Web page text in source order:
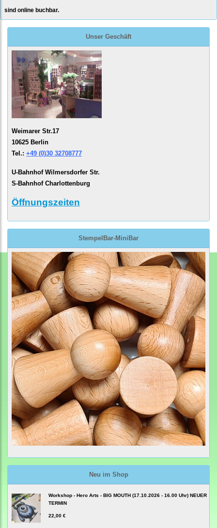
sind online buchbar.
Unser Geschäft
Weimarer Str.17
10625 Berlin
Tel.: +49 (0)30 32708777
U-Bahnhof Wilmersdorfer Str.
S-Bahnhof Charlottenburg
Öffnungszeiten
StempelBar-MiniBar
Neu im Shop
Workshop - Hero Arts - BIG MOUTH (17.10.2026 - 16.00 Uhr) NEUER
TERMIN
22,00 €